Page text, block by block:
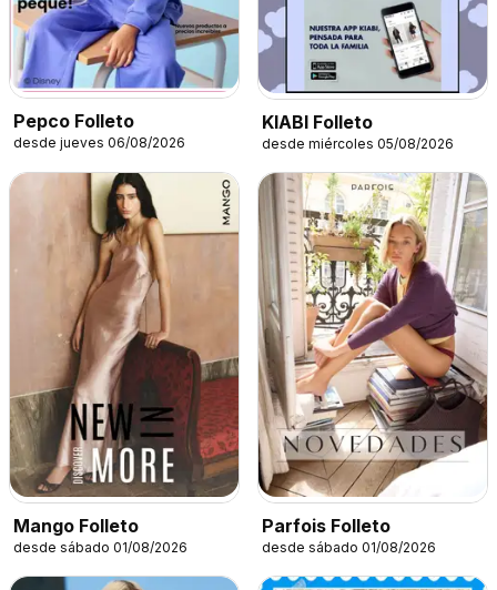
Pepco Folleto
desde jueves 06/08/2026
KIABI Folleto
desde miércoles 05/08/2026
Mango Folleto
desde sábado 01/08/2026
Parfois Folleto
desde sábado 01/08/2026